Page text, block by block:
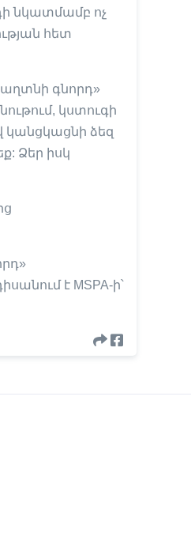
նկատմամբ ոչ
հետ
գնորդ»
կստուգի
կանցկացնի ձեզ
Ձեր իսկ
է MSPA-ի՝